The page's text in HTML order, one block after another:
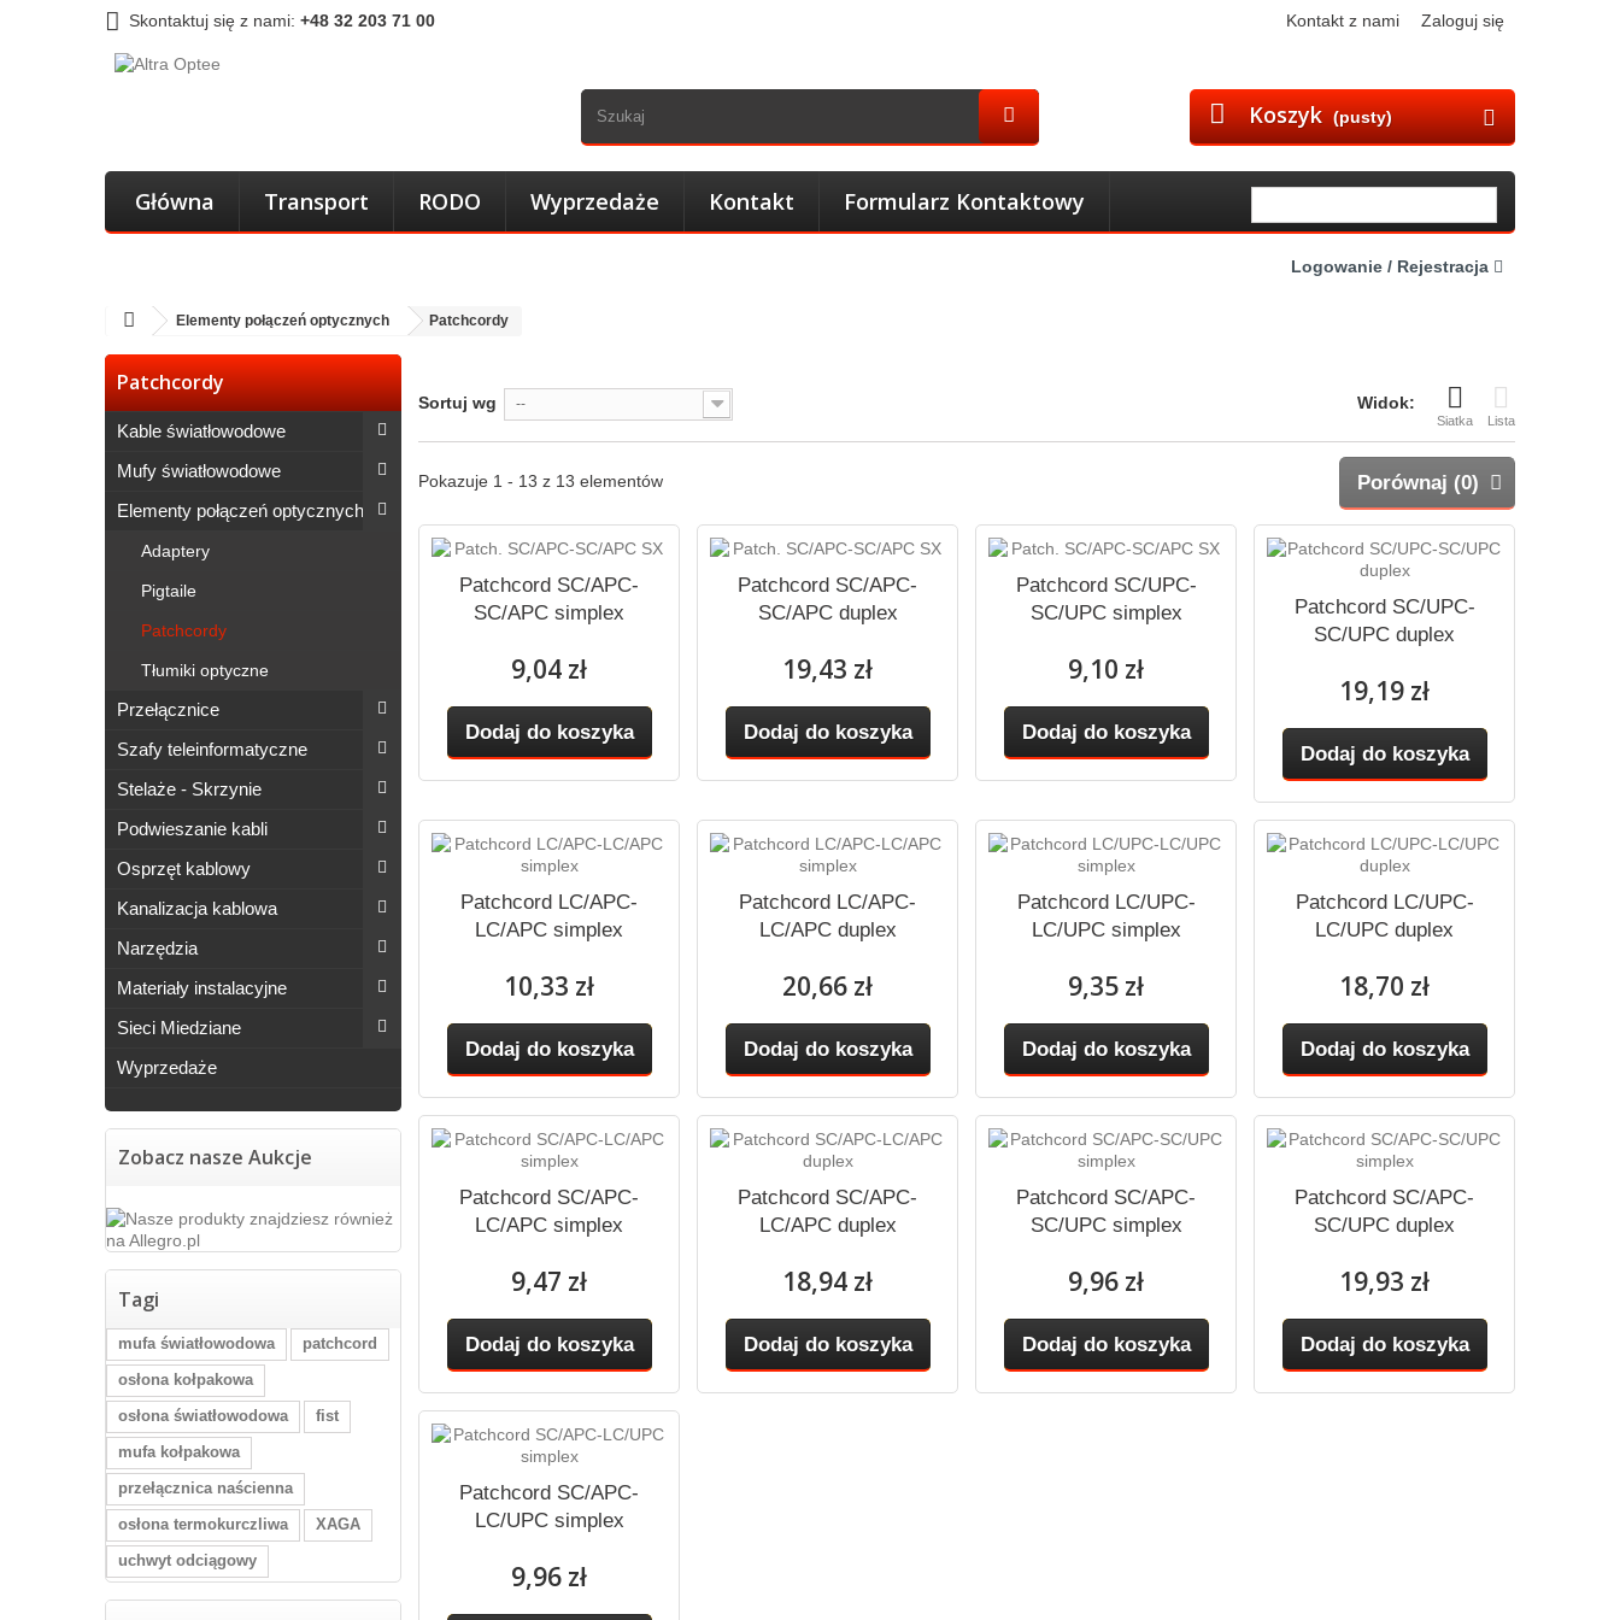
Zaloguj się
Kontakt z nami
Skontaktuj się z nami: +48 32 203 71 00
Koszyk (pusty)
Główna Transport RODO Wyprzedaże Kontakt Formularz Kontaktowy
Logowanie / Rejestracja
Elementy połączeń optycznych Patchcordy
Patchcordy
Kable światłowodowe
Mufy światłowodowe
Elementy połączeń optycznych
Adaptery
Pigtaile
Patchcordy
Tłumiki optyczne
Przełącznice
Szafy teleinformatyczne
Stelaże - Skrzynie
Podwieszanie kabli
Osprzęt kablowy
Kanalizacja kablowa
Narzędzia
Materiały instalacyjne
Sieci Miedziane
Wyprzedaże
Zobacz nasze Aukcje
Tagi
mufa światłowodowa
patchcord
osłona kołpakowa
osłona światłowodowa
fist
mufa kołpakowa
przełącznica naścienna
osłona termokurczliwa
XAGA
uchwyt odciągowy
Widok:
Siatka Lista
Sortuj wg --
Porównaj (0)
Pokazuje 1 - 13 z 13 elementów
Patchcord SC/APC-
SC/APC simplex
9,04 zł
Dodaj do koszyka
Patchcord SC/APC-
SC/APC duplex
19,43 zł
Dodaj do koszyka
Patchcord SC/UPC-
SC/UPC simplex
9,10 zł
Dodaj do koszyka
Patchcord SC/UPC-
SC/UPC duplex
19,19 zł
Dodaj do koszyka
Patchcord LC/APC-
LC/APC simplex
10,33 zł
Dodaj do koszyka
Patchcord LC/APC-
LC/APC duplex
20,66 zł
Dodaj do koszyka
Patchcord LC/UPC-
LC/UPC simplex
9,35 zł
Dodaj do koszyka
Patchcord LC/UPC-
LC/UPC duplex
18,70 zł
Dodaj do koszyka
Patchcord SC/APC-
LC/APC simplex
9,47 zł
Dodaj do koszyka
Patchcord SC/APC-
LC/APC duplex
18,94 zł
Dodaj do koszyka
Patchcord SC/APC-
SC/UPC simplex
9,96 zł
Dodaj do koszyka
Patchcord SC/APC-
SC/UPC duplex
19,93 zł
Dodaj do koszyka
Patchcord SC/APC-
LC/UPC simplex
9,96 zł